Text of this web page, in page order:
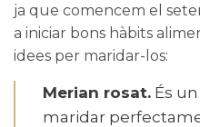
ja que comencem el
a iniciar bons hàbits
idees per maridar-los:
Merian rosat. És
maridar